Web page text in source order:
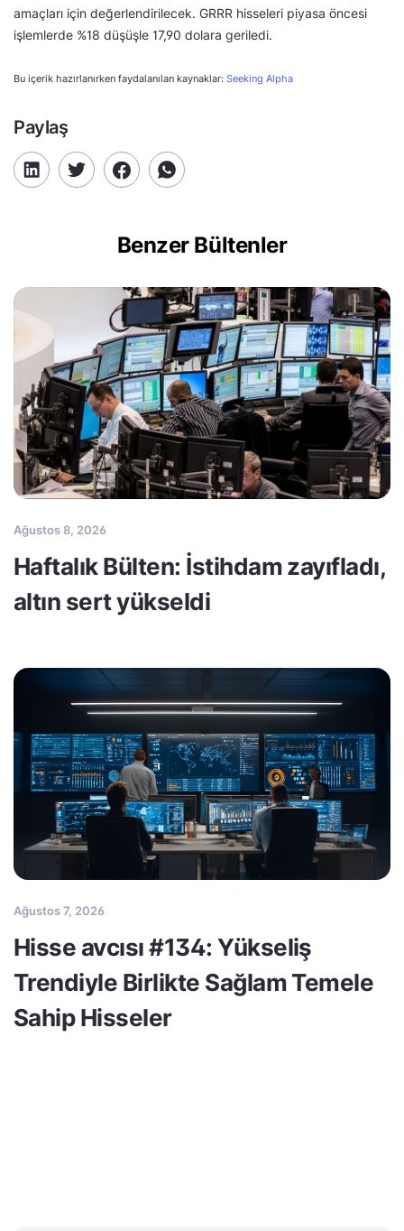
amaçları için değerlendirilecek. GRRR hisseleri piyasa öncesi
işlemlerde %18 düşüşle 17,90 dolara geriledi.
Bu içerik hazırlanırken faydalanılan kaynaklar: Seeking Alpha
Paylaş
Benzer Bültenler
Ağustos 8, 2026
Haftalık Bülten: İstihdam zayıfladı,
altın sert yükseldi
Ağustos 7, 2026
Hisse avcısı #134: Yükseliş
Trendiyle Birlikte Sağlam Temele
Sahip Hisseler